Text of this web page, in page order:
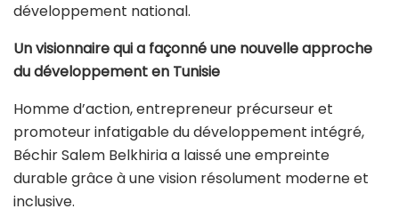
développement national.
Un visionnaire qui a façonné une nouvelle approche
du développement en Tunisie
Homme d’action, entrepreneur précurseur et
promoteur infatigable du développement intégré,
Béchir Salem Belkhiria a laissé une empreinte
durable grâce à une vision résolument moderne et
inclusive.